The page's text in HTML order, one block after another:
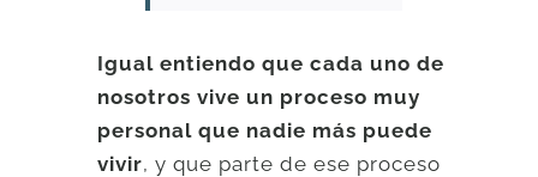
Igual entiendo que cada uno de
nosotros vive un proceso muy
personal que nadie más puede
vivir, y que parte de ese proceso